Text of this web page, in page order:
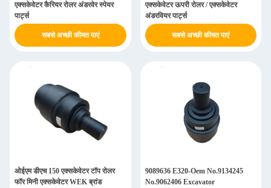
एक्सकेवेटर कैरियर रोलर अंडरवेर स्पेयर
पार्ट्स
सबसे अच्छी कीमत पाएं
एक्सकेवेटर ऊपरी रोलर / एक्सकेवेटर
अंडरवियर पार्ट्स
सबसे अच्छी कीमत पाएं
ओईएम डीएच 150 एक्सकेवेटर टॉप रोलर
फॉर मिनी एक्सकेवेटर WEK ब्रांड
9089636 E320-Oem No.9134245
No.9062406 Excavator